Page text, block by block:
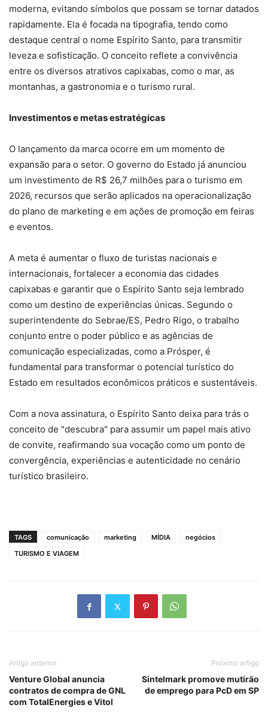
moderna, evitando símbolos que possam se tornar datados
rapidamente. Ela é focada na tipografia, tendo como
destaque central o nome Espírito Santo, para transmitir
leveza e sofisticação. O conceito reflete a convivência
entre os diversos atrativos capixabas, como o mar, as
montanhas, a gastronomia e o turismo rural.
Investimentos e metas estratégicas
O lançamento da marca ocorre em um momento de
expansão para o setor. O governo do Estado já anunciou
um investimento de R$ 26,7 milhões para o turismo em
2026, recursos que serão aplicados na operacionalização
do plano de marketing e em ações de promoção em feiras
e eventos.
A meta é aumentar o fluxo de turistas nacionais e
internacionais, fortalecer a economia das cidades
capixabas e garantir que o Espírito Santo seja lembrado
como um destino de experiências únicas. Segundo o
superintendente do Sebrae/ES, Pedro Rigo, o trabalho
conjunto entre o poder público e as agências de
comunicação especializadas, como a Prósper, é
fundamental para transformar o potencial turístico do
Estado em resultados econômicos práticos e sustentáveis.
Com a nova assinatura, o Espírito Santo deixa para trás o
conceito de "descubra" para assumir um papel mais ativo
de convite, reafirmando sua vocação como um ponto de
convergência, experiências e autenticidade no cenário
turístico brasileiro.
TAGS comunicação marketing MÍDIA
negócios
TURISMO E VIAGEM
Artigo anterior
Venture Global anuncia
contratos de compra de GNL
com TotalEnergies e Vitol
Próximo artigo
Sintelmark promove mutirão
de emprego para PcD em SP